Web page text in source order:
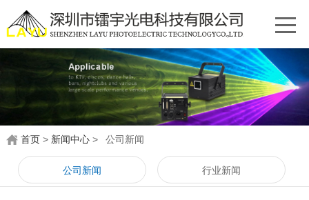
首页 > 新闻中心 > 公司新闻
公司新闻 行业新闻